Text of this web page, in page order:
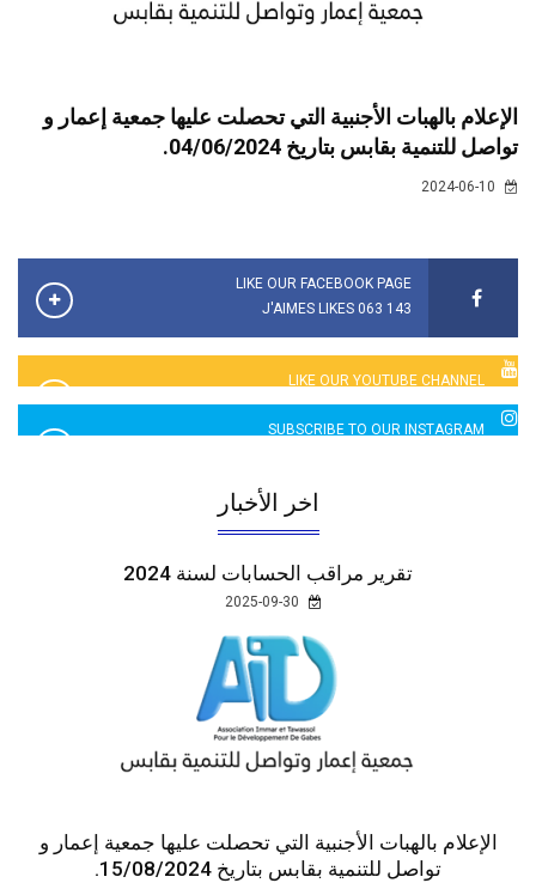
الإعلام بالهبات الأجنبية التي تحصلت عليها جمعية إعمار و
تواصل للتنمية بقابس بتاريخ 04/06/2024.
LIKE OUR FACEBOOK PAGE
143 063 J'AIMES LIKES
LIKE OUR YOUTUBE CHANNEL
2760 LIKES
SUBSCRIBE TO OUR INSTAGRAM
اخر الأخبار
تقرير مراقب الحسابات لسنة 2024
الإعلام بالهبات الأجنبية التي تحصلت عليها جمعية إعمار و
تواصل للتنمية بقابس بتاريخ 15/08/2024.